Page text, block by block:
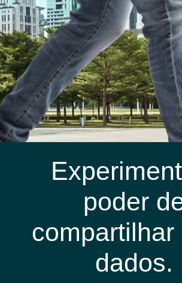
poder
compartilhar
dados.